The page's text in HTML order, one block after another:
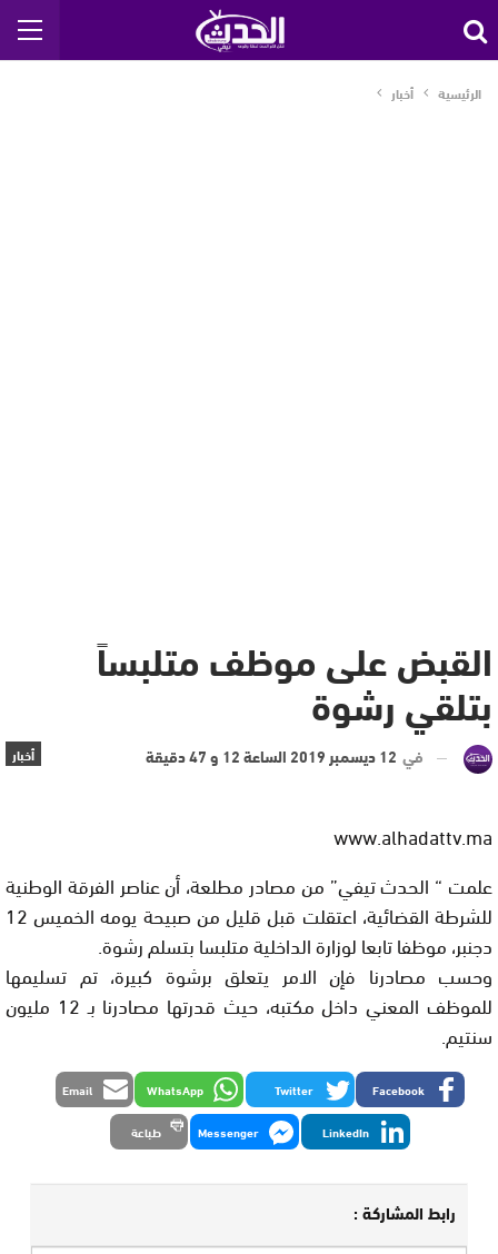
الرئيسية أخبار
القبض على موظف متلبساً
بتلقي رشوة
أخبار في 12 ديسمبر 2019 الساعة 12 و 47 دقيقة
www.alhadattv.ma
علمت “ الحدث تيفي” من مصادر مطلعة، أن عناصر الفرقة الوطنية
للشرطة القضائية، اعتقلت قبل قليل من صبيحة يومه الخميس 12
دجنبر، موظفا تابعا لوزارة الداخلية متلبسا بتسلم رشوة.
وحسب مصادرنا فإن الامر يتعلق برشوة كبيرة، تم تسليمها
للموظف المعني داخل مكتبه، حيث قدرتها مصادرنا بـ 12 مليون
سنتيم.
Facebook
Twitter
WhatsApp
Email
LinkedIn
Messenger طباعة
رابط المشاركة :